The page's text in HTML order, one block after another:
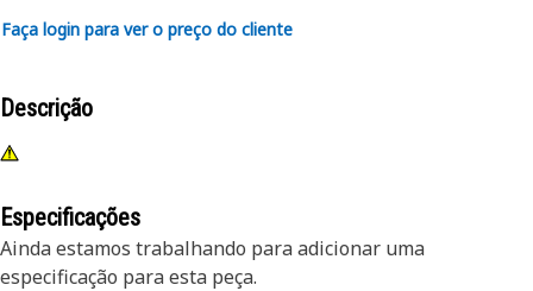
Faça login para ver o preço do cliente
Descrição
Especificações
Ainda estamos trabalhando para adicionar uma
especificação para esta peça.